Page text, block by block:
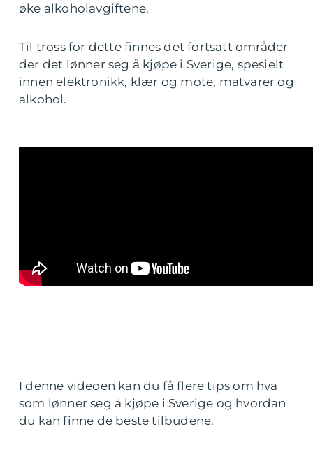
øke alkoholavgiftene.
Til tross for dette finnes det fortsatt områder
der det lønner seg å kjøpe i Sverige, spesielt
innen elektronikk, klær og mote, matvarer og
alkohol.
I denne videoen kan du få flere tips om hva
som lønner seg å kjøpe i Sverige og hvordan
du kan finne de beste tilbudene.